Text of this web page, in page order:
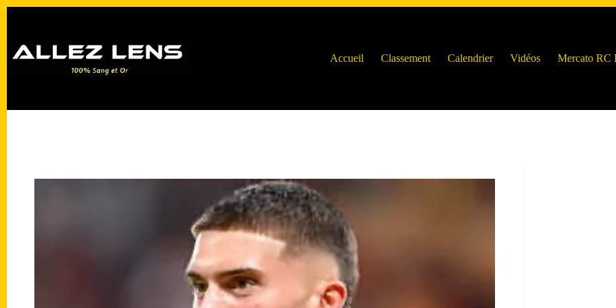
Accueil
Classement Calendrier Vidéos Mercato RC